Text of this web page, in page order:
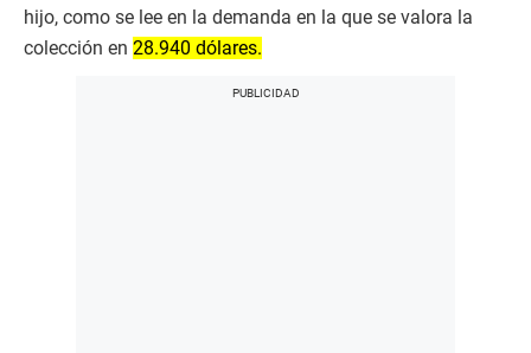
hijo, como se lee en la demanda en la que se valora la
colección en 28.940 dólares.